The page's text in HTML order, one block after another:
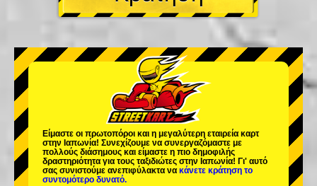
Συχνές Ερωτήσεις
Εταιρεία Κράτηση
Αλλαγή Καταστήματος
Τόκιο Σινάγαουα #1 Τόκιο Ακίχαμπαρα #1
Τόκιο Ακίχαμπαρα #2
Τόκιο Σιμπούγια Annex Τόκιο Κόλπος
Τόκιο Ασακούσα Οσάκα
Είμαστε οι πρωτοπόροι και η μεγαλύτερη εταιρεία καρτ
στην Ιαπωνία! Συνεχίζουμε να συνεργαζόμαστε με
πολλούς διάσημους και είμαστε η πιο δημοφιλής
δραστηριότητα για τους ταξιδιώτες στην Ιαπωνία! Γι' αυτό
σας συνιστούμε ανεπιφύλακτα να κάνετε κράτηση το
συντομότερο δυνατό.